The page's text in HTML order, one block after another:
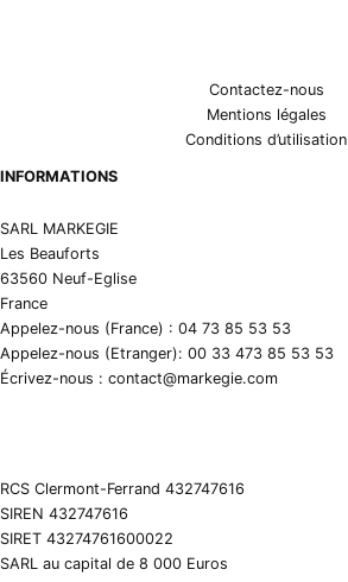
Contactez-nous
Mentions légales
Conditions d’utilisation
INFORMATIONS
SARL MARKEGIE
Les Beauforts
63560 Neuf-Eglise
France
Appelez-nous (France) : 04 73 85 53 53
Appelez-nous (Etranger): 00 33 473 85 53 53
Écrivez-nous : contact@markegie.com
RCS Clermont-Ferrand 432747616
SIREN 432747616
SIRET 43274761600022
SARL au capital de 8 000 Euros